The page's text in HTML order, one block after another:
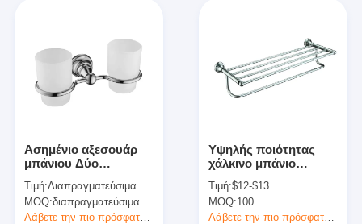
Ασημένιο αξεσουάρ
μπάνιου Δύο
κάλυψης τοίχος
BMLSB0024-C
Τιμή:Διαπραγματεύσιμα
MOQ:διαπραγματεύσιμα
Λάβετε την πιο πρόσφατη τιμή
Υψηλής ποιότητας
χάλκινο μπάνιο
ράφι τοποθέτησης
υλικού ράφι πετσέτες
Τιμή:$12-$13
MOQ:100